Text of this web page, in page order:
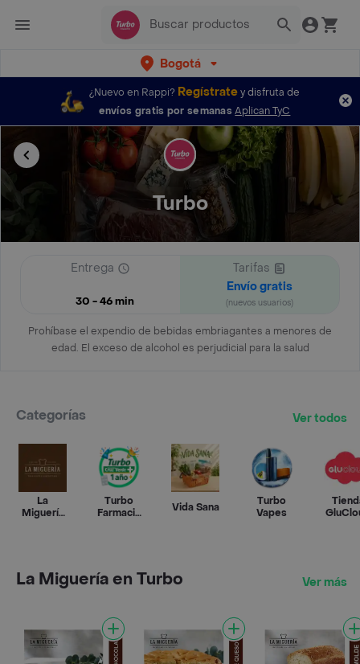
Bogotá
¿Nuevo en Rappi? Regístratey disfruta de
envíos gratis por semanas Aplican TyC
Turbo
Entrega
30 - 46 min
Tarifas
Envío gratis
(nuevos usuarios)
Prohíbase el expendio de bebidas embriagantes a menores de
edad. El exceso de alcohol es perjudicial para la salud
Categorías Ver todos
La
Miguería
Turbo
Farmacia
Vida Sana
Turbo
Vapes
La Miguería en Turbo Ver más